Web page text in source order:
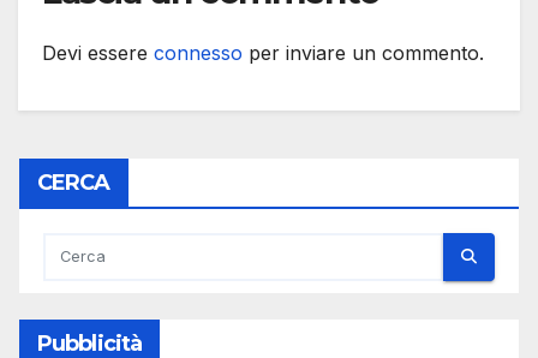
Devi essere connesso per inviare un commento.
CERCA
Pubblicità